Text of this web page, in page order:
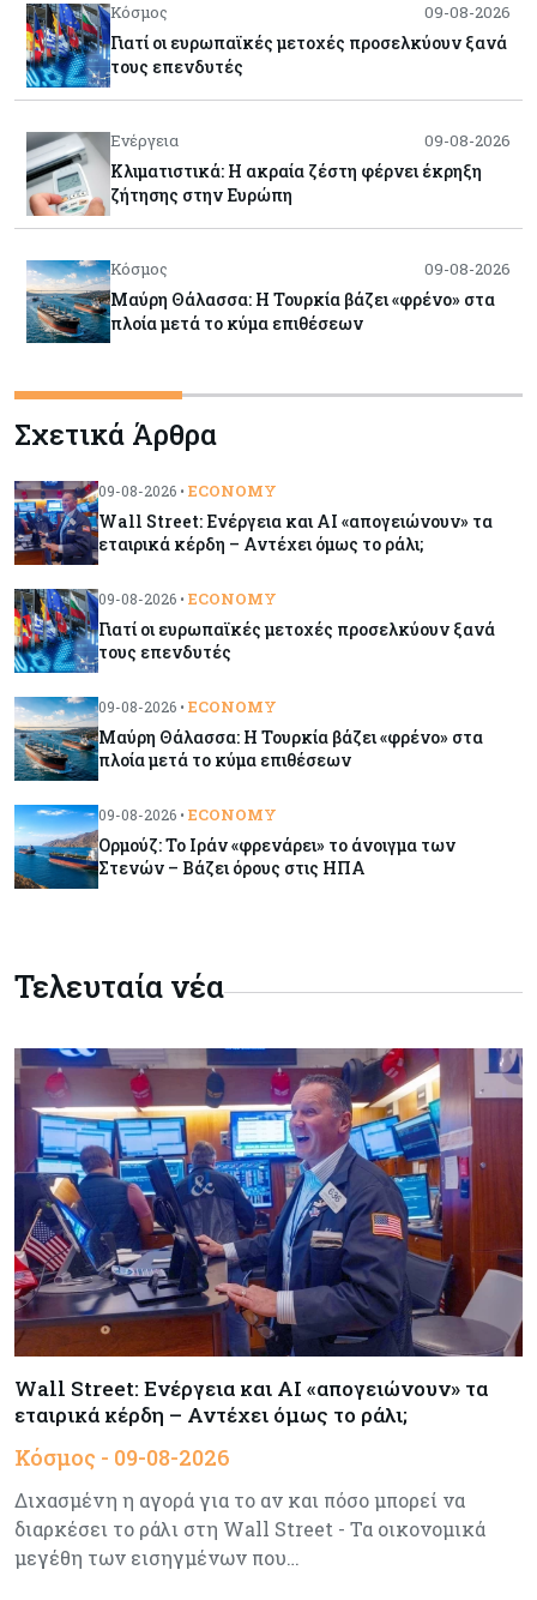
Κόσμος 09-08-2026
Γιατί οι ευρωπαϊκές μετοχές προσελκύουν ξανά
τους επενδυτές
Ενέργεια 09-08-2026
Κλιματιστικά: Η ακραία ζέστη φέρνει έκρηξη
ζήτησης στην Ευρώπη
Κόσμος 09-08-2026
Μαύρη Θάλασσα: Η Τουρκία βάζει «φρένο» στα
πλοία μετά το κύμα επιθέσεων
Tech 09-08-2026
Τεχνητή νοημοσύνη: Αλλάζει τα δεδομένα στην
επικοινωνία – Μια επικίνδυνη «τελειότητα»
Κόσμος 09-08-2026
Ορμούζ: Το Ιράν «φρενάρει» το άνοιγμα των
Κύπρος
σύνδεση Κύπρου - Ελλάδας
Golden Fleet: Τα νέα θωρηκτά του Τραμπ που
προκαλούν αντιδράσεις και ο λογαριασμός –
μαμούθ
ουρανοξύστες
Κόσμος 09-08-2026
Πώς οι big tech εκτόξευσαν την
κεφαλαιοποίηση του Nasdaq 100 κατά $3,5 τρισ.
Αρθρογραφία 09-08-2026
Η επενδυτική κουλτούρα που λείπει από την
Κύπρο
Τουρισμός 09-08-2026
Στη σκανδιναβική αγορά ποντάρει η Κύπρος για
Ενέργεια: Στερεύουν τα αποθέματα της
Ευρώπης - Τι θα γίνει τον χειμώνα
Ενέργεια
Σχετικά Άρθρα
09-08-2026 • ECONOMY
Wall Street: Ενέργεια και AI «απογειώνουν» τα
εταιρικά κέρδη – Αντέχει όμως το ράλι;
09-08-2026 • ECONOMY
Γιατί οι ευρωπαϊκές μετοχές προσελκύουν ξανά
τους επενδυτές
09-08-2026 • ECONOMY
Μαύρη Θάλασσα: Η Τουρκία βάζει «φρένο» στα
πλοία μετά το κύμα επιθέσεων
09-08-2026 • ECONOMY
Ορμούζ: Το Ιράν «φρενάρει» το άνοιγμα των
Στενών – Βάζει όρους στις ΗΠΑ
Τελευταία νέα
Wall Street: Ενέργεια και AI «απογειώνουν» τα
εταιρικά κέρδη – Αντέχει όμως το ράλι;
Κόσμος - 09-08-2026
Διχασμένη η αγορά για το αν και πόσο μπορεί να
διαρκέσει το ράλι στη Wall Street - Τα οικονομικά
μεγέθη των εισηγμένων που…